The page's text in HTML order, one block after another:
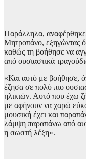
Παράλληλα,
Μητροπάνο, εξηγώντας
καθώς τη βοήθησε να
από ουσιαστικά
«Και αυτό με βοήθησε,
έζησα σε πολύ πιο
ηλικιών. Αυτό που έχω
με αφήνουν να χαρώ
μουσική έχει και
λάμψη παραπάνω από
η σωστή λέξη».